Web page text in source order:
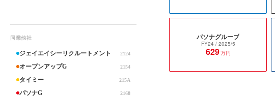
同業他社
ジェイエイシーリクルートメント 2124
オープンアップG 2154
タイミー 215A
パソナG 2168
パソナグループ
FY24 / 2025/5
629万円